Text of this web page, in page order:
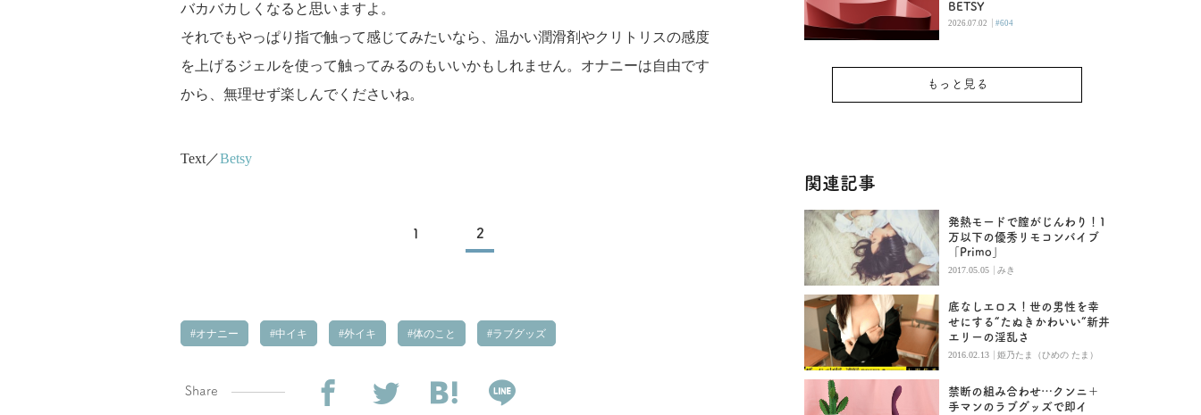
バカバカしくなると思いますよ。
それでもやっぱり指で触って感じてみたいなら、温かい潤滑剤やクリトリスの感度
を上げるジェルを使って触ってみるのもいいかもしれません。オナニーは自由です
から、無理せず楽しんでくださいね。
Text／Betsy
1 2
オナニー 中イキ 外イキ 体のこと ラブグッズ
Share
BETSY
2026.07.02 | #604
もっと見る
関連記事
発熱モードで膣がじんわり！1
万以下の優秀リモコンバイブ
「Primo」
2017.05.05 | みき
底なしエロス！世の男性を幸
せにする“たぬきかわいい”新井
エリーの淫乱さ
2016.02.13 | 姫乃たま（ひめの たま）
禁断の組み合わせ…クンニ＋
手マンのラブグッズで即イ